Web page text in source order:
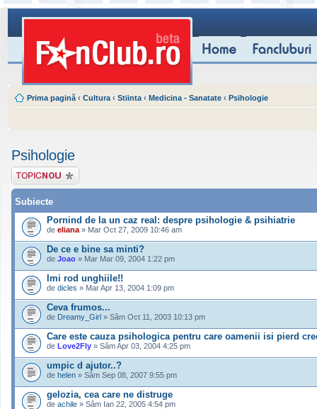
Prima pagină ‹ Cultura ‹ Stiinta ‹ Medicina - Sanatate ‹ Psihologie
Psihologie
Scrie un subiect
nou
Subiecte
Pornind de la un caz real: despre psihologie & psihiatrie
de eliana » Mar Oct 27, 2009 10:46 am
De ce e bine sa minti?
de Joao » Mar Mar 09, 2004 1:22 pm
Imi rod unghiile!!
de dicles » Mar Apr 13, 2004 1:09 pm
Ceva frumos...
de Dreamy_Girl » Sâm Oct 11, 2003 10:13 pm
Care este cauza psihologica pentru care oamenii isi pierd
de Love2Fly » Sâm Apr 03, 2004 4:25 pm
umpic d ajutor..?
de helen » Sâm Sep 08, 2007 9:55 pm
gelozia, cea care ne distruge
de achile » Sâm Ian 22, 2005 4:54 pm